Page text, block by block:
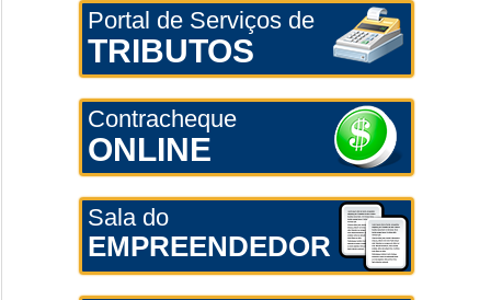
Portal de Serviços de
TRIBUTOS
Contracheque
ONLINE
Sala do
EMPREENDEDOR